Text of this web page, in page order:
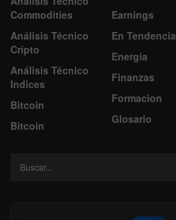
Commodities
Análisis Técnico
Cripto
Análisis Técnico
Indices
Bitcoin
Bitcoin
Earnings
En Tendencia
Energía
Finanzas
Formacion
Glosario